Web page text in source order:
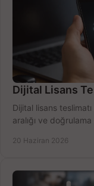
Dijital Lisans
Dijital lisans
aralığı ve
20 Haziran 2026